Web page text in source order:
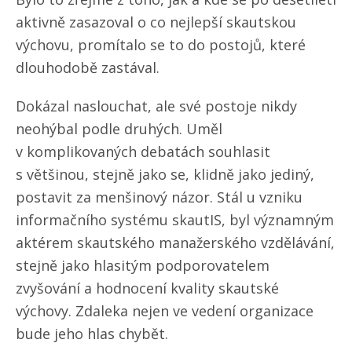
aktivně zasazoval o co nejlepší skautskou
výchovu, promítalo se to do postojů, které
dlouhodobě zastával.
Dokázal naslouchat, ale své postoje nikdy
neohýbal podle druhých. Uměl
v komplikovaných debatách souhlasit
s většinou, stejně jako se, klidně jako jediný,
postavit za menšinový názor. Stál u vzniku
informačního systému skautIS, byl významným
aktérem skautského manažerského vzdělávání,
stejně jako hlasitým podporovatelem
zvyšování a hodnocení kvality skautské
výchovy. Zdaleka nejen ve vedení organizace
bude jeho hlas chybět.